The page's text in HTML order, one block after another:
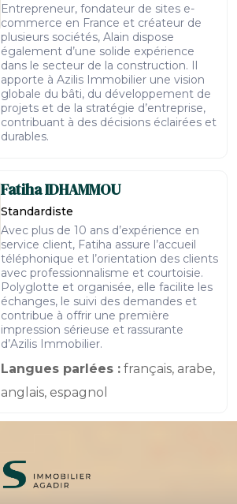
Entrepreneur, fondateur de sites e-
commerce en France et créateur de
plusieurs sociétés, Alain dispose
également d’une solide expérience
dans le secteur de la construction. Il
apporte à Azilis Immobilier une vision
globale du bâti, du développement de
projets et de la stratégie d’entreprise,
contribuant à des décisions éclairées et
durables.
FatihaIDHAMMOU
Standardiste
Avec plus de 10 ans d’expérience en
service client, Fatiha assure l’accueil
téléphonique et l’orientation des clients
avec professionnalisme et courtoisie.
Polyglotte et organisée, elle facilite les
échanges, le suivi des demandes et
contribue à offrir une première
impression sérieuse et rassurante
d’Azilis Immobilier.
Langues parlées : français, arabe,
anglais, espagnol